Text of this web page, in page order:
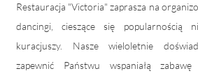
Restauracja "Victoria" zaprasza na
dancingi, cieszące się popularnością
kuracjuszy. Nasze wieloletnie
zapewnić Państwu wspaniałą